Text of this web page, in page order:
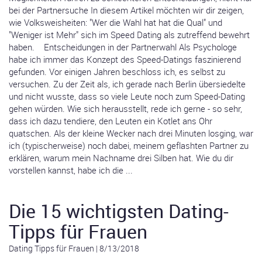
bei der Partnersuche In diesem Artikel möchten wir dir zeigen,
wie Volksweisheiten: "Wer die Wahl hat hat die Qual" und
"Weniger ist Mehr" sich im Speed Dating als zutreffend bewehrt
haben. Entscheidungen in der Partnerwahl Als Psychologe
habe ich immer das Konzept des Speed-Datings faszinierend
gefunden. Vor einigen Jahren beschloss ich, es selbst zu
versuchen. Zu der Zeit als, ich gerade nach Berlin übersiedelte
und nicht wusste, dass so viele Leute noch zum Speed-Dating
gehen würden. Wie sich herausstellt, rede ich gerne - so sehr,
dass ich dazu tendiere, den Leuten ein Kotlet ans Ohr
quatschen. Als der kleine Wecker nach drei Minuten losging, war
ich (typischerweise) noch dabei, meinem geflashten Partner zu
erklären, warum mein Nachname drei Silben hat. Wie du dir
vorstellen kannst, habe ich die ...
Die 15 wichtigsten Dating-
Tipps für Frauen
Dating Tipps für Frauen | 8/13/2018